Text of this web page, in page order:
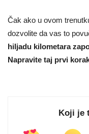
Čak ako u ovom
dozvolite da vas to
hiljadu kilometara
Napravite taj prvi
Koji je